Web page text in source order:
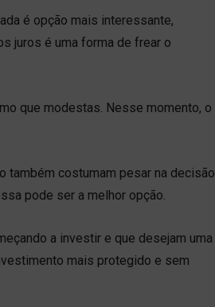
é opção mais interessante,
juros é uma forma de frear o
que modestas. Nesse momento, o
também costumam pesar na decisão.
pode ser a melhor opção.
a investir e que desejam uma
mais protegido e sem